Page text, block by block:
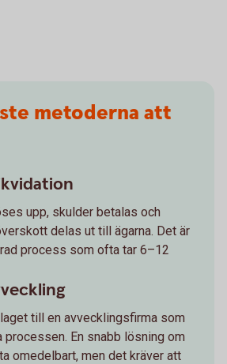
metoderna att
upp, skulder betalas och
delas ut till ägarna. Det är
process som ofta tar 6–12
till en avvecklingsfirma som
processen. En snabb lösning om
omedelbart, men det kräver att